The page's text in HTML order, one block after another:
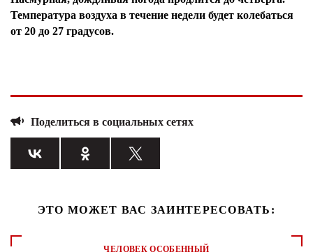
Температура воздуха в течение недели будет колебаться
от 20 до 27 градусов.
Поделиться в социальных сетях
ЭТО МОЖЕТ ВАС ЗАИНТЕРЕСОВАТЬ:
ЧЕЛОВЕК ОСОБЕННЫЙ